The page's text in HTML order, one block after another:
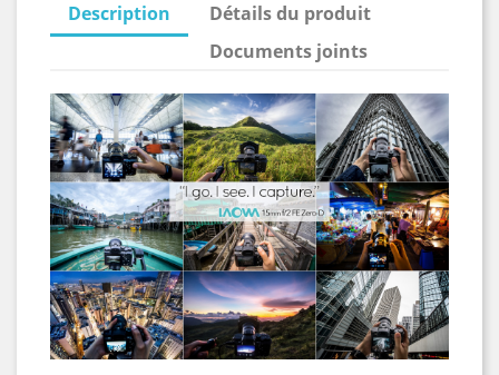
Description
Détails du produit
Documents joints